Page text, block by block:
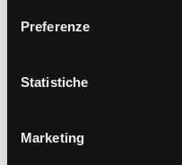
unicamente i cookie
funzionamento, puoi
Preferenze
Statistiche
Marketing
404